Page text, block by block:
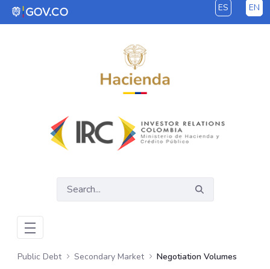
Skip to Main Content ES EN
Public Debt Secondary Market Negotiation Volumes